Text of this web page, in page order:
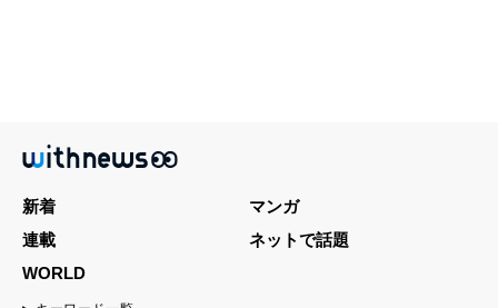
新着
マンガ
連載
ネットで話題
WORLD